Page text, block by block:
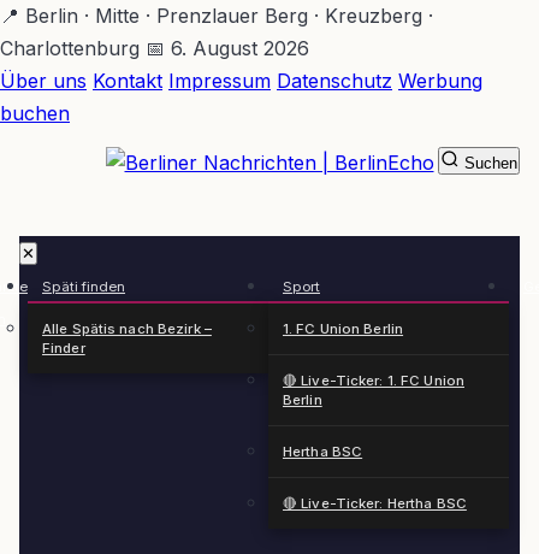
Zum
Hauptinhalt
springen
📍 Berlin · Mitte · Prenzlauer Berg · Kreuzberg ·
Charlottenburg 📅 6. August 2026
Über uns Kontakt Impressum Datenschutz Werbung
buchen
✕
Späti finden
Alle Spätis nach Bezirk –
Finder
Sport
1. FC Union Berlin
🔴 Live-Ticker: 1. FC Union
Berlin
Hertha BSC
🔴 Live-Ticker: Hertha BSC
Suchen